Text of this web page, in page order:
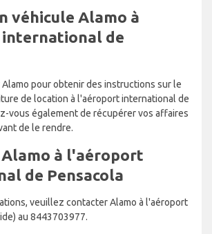
véhicule Alamo à
de
pour obtenir des instructions sur le
de location à l'aéroport international de
vous également de récupérer vos affaires
de le rendre.
à l'aéroport
de Pensacola
veuillez contacter Alamo à l'aéroport
au 8443703977.